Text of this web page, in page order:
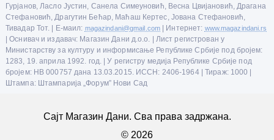
Гурјанов, Ласло Јустин, Санела Симеуновић, Весна Цвијановић, Драгана
Стефановић, Драгутин Бећар, Маћаш Кертес, Јована Стефановић,
Тивадар Тот. | Е-маил: magazindani@gmail.com | Интернет: www.magazindani.rs
| Оснивач и издавач: Магазин Дани д.о.о. | Лист регистрован у
Министарству за културу и информисање Републике Србије под бројем:
1283, 19. априла 1992. год. | У регистру медија Републике Србије под
бројем: НВ 000757 дана 13.03.2015. ИССН: 2406-1964 | Тираж: 1000 |
Штампа: Штампарија „Форум” Нови Сад
Сајт Магазин Дани. Сва права задржана.
© 2026